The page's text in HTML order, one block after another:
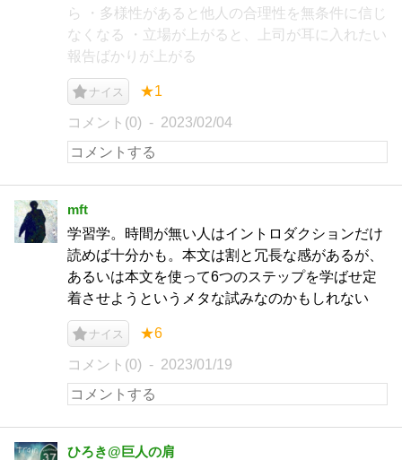
ら ・多様性があると他人の合理性を無条件に信じ
なくなる ・立場が上がると、上司が耳に入れたい
報告ばかりが上がる
ナイス ★1
コメント(0) 2023/02/04
mft
学習学。時間が無い人はイントロダクションだけ
読めば十分かも。本文は割と冗長な感があるが、
あるいは本文を使って6つのステップを学ばせ定
着させようというメタな試みなのかもしれない
ナイス ★6
コメント(0) 2023/01/19
ひろき@巨人の肩